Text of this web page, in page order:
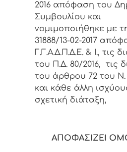
2016 απόφαση του
Συμβουλίου και
νομιμοποιήθηκε με
31888/13-02-2017
Γ.Γ.Α.Δ.Π.Δ.Ε. & Ι., τις
του Π.Δ. 80/2016, τις
του άρθρου 72 του Ν.
και κάθε άλλη
σχετική διάταξη,
ΑΠΟΦΑΣΙΖΕΙ